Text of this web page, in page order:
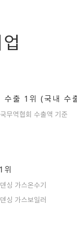
수출 1위 (국내 수
무역협회 수출액 기준
위
싱 가스온수기
싱 가스보일러